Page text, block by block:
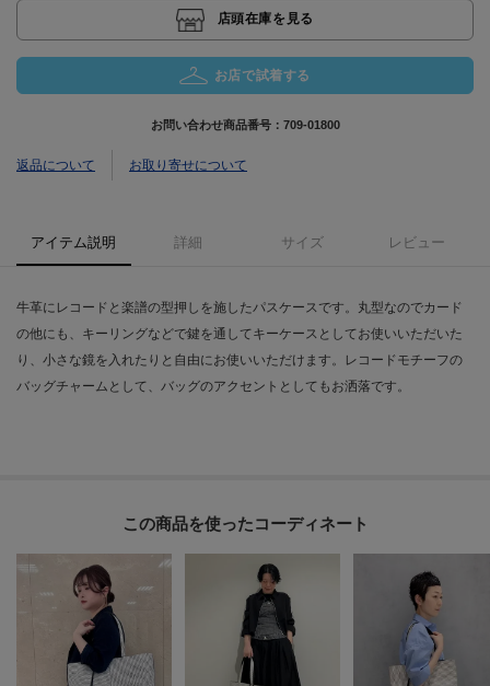
店頭在庫を見る
お店で試着する
お問い合わせ商品番号： 709-01800
返品について お取り寄せについて
アイテム説明 詳細 サイズ レビュー
牛革にレコードと楽譜の型押しを施したパスケースです。丸型なのでカード
の他にも、キーリングなどで鍵を通してキーケースとしてお使いいただいた
り、小さな鏡を入れたりと自由にお使いいただけます。レコードモチーフの
バッグチャームとして、バッグのアクセントとしてもお洒落です。
この商品を使った